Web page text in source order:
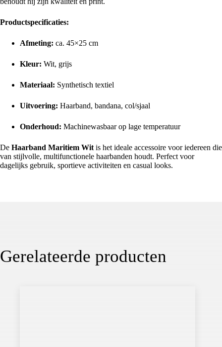
Productspecificaties:
Afmeting: ca. 45×25 cm
Kleur: Wit, grijs
Materiaal: Synthetisch textiel
Uitvoering: Haarband, bandana, col/sjaal
Onderhoud: Machinewasbaar op lage temperatuur
De Haarband Maritiem Wit is het ideale accessoire voor iedereen die
van stijlvolle, multifunctionele haarbanden houdt. Perfect voor
dagelijks gebruik, sportieve activiteiten en casual looks.
Gerelateerde producten